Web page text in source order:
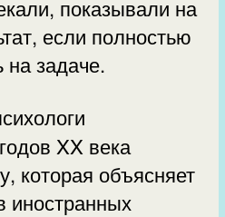
показывали на
если полностью
на задаче.
XX века
которая объясняет
иностранных